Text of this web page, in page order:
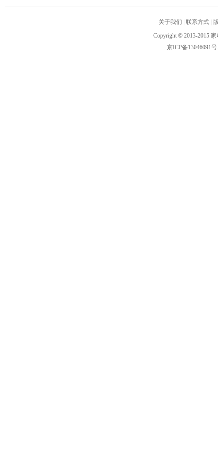
关于我们 联系方式
Copyright © 2013-2015
京ICP备13046091号